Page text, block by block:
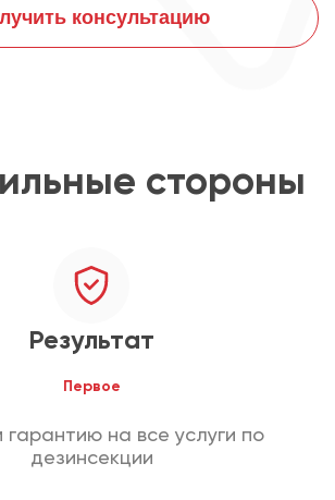
консультацию
стороны
Результат
Первое
на все услуги по
дезинсекции